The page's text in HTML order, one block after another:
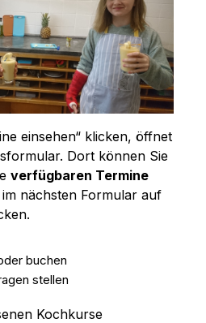
einsehen“ klicken, öffnet
Dort können Sie
verfügbaren Termine
nächsten Formular auf
buchen
stellen
Kochkurse